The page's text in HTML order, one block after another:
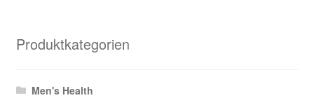
Produktkategorien
Men's Health